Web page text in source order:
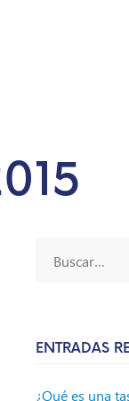
ENTRADAS
¿Qué es una